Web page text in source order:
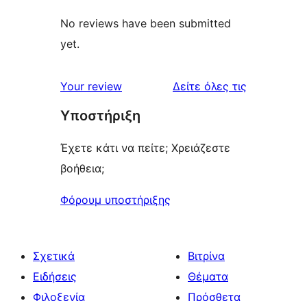
No reviews have been submitted
yet.
Your review Δείτε όλες τις
Υποστήριξη
Έχετε κάτι να πείτε; Χρειάζεστε
βοήθεια;
Φόρουμ υποστήριξης
Σχετικά
Ειδήσεις
Φιλοξενία
Βιτρίνα
Θέματα
Πρόσθετα